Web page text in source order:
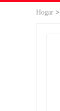
Hogar >